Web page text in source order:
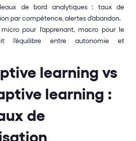
de bord analytiques : taux de
par compétence, alertes d'abandon.
pour l'apprenant, macro pour le
l'équilibre entre autonomie et
learning vs
learning :
de